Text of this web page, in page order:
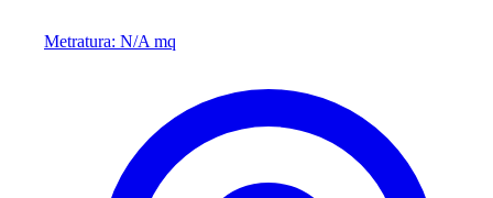
Metratura: N/A mq